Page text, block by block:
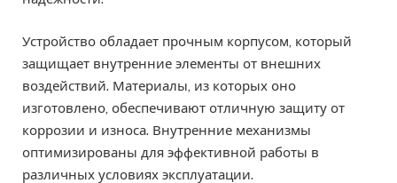
Устройство обладает прочным корпусом, который
защищает внутренние элементы от внешних
воздействий. Материалы, из которых оно
изготовлено, обеспечивают отличную защиту от
коррозии и износа. Внутренние механизмы
оптимизированы для эффективной работы в
различных условиях эксплуатации.